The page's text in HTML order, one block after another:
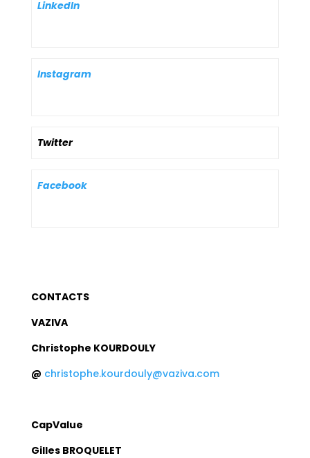
LinkedIn
Instagram
Twitter
Facebook
CONTACTS
VAZIVA
Christophe KOURDOULY
@ christophe.kourdouly@vaziva.com
CapValue
Gilles BROQUELET